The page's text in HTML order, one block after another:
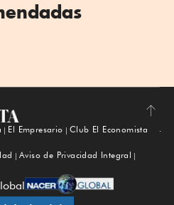
Subir
El Empresario
Club El Economista
Aviso de Privacidad Integral